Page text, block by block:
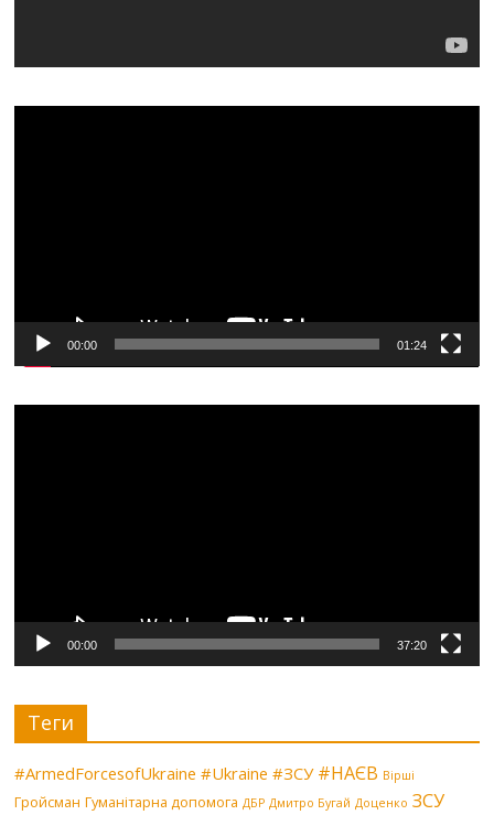
00:00 01:24
00:00 37:20
Теги
#ArmedForcesofUkraine #Ukraine #ЗСУ #НАЄВ Вірші
Гройсман Гуманітарна допомога ДБР Дмитро Бугай Доценко ЗСУ